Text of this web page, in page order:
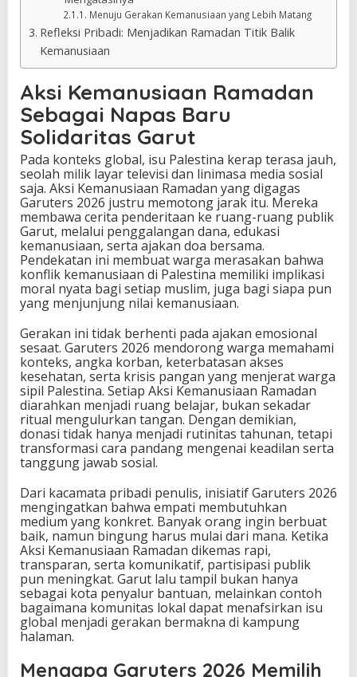
Menuju Gerakan Kemanusiaan yang Lebih Matang
Refleksi Pribadi: Menjadikan Ramadan Titik Balik
Kemanusiaan
Aksi Kemanusiaan Ramadan
Sebagai Napas Baru
Solidaritas Garut
Pada konteks global, isu Palestina kerap terasa jauh,
seolah milik layar televisi dan linimasa media sosial
saja. Aksi Kemanusiaan Ramadan yang digagas
Garuters 2026 justru memotong jarak itu. Mereka
membawa cerita penderitaan ke ruang-ruang publik
Garut, melalui penggalangan dana, edukasi
kemanusiaan, serta ajakan doa bersama.
Pendekatan ini membuat warga merasakan bahwa
konflik kemanusiaan di Palestina memiliki implikasi
moral nyata bagi setiap muslim, juga bagi siapa pun
yang menjunjung nilai kemanusiaan.
Gerakan ini tidak berhenti pada ajakan emosional
sesaat. Garuters 2026 mendorong warga memahami
konteks, angka korban, keterbatasan akses
kesehatan, serta krisis pangan yang menjerat warga
sipil Palestina. Setiap Aksi Kemanusiaan Ramadan
diarahkan menjadi ruang belajar, bukan sekadar
ritual mengulurkan tangan. Dengan demikian,
donasi tidak hanya menjadi rutinitas tahunan, tetapi
transformasi cara pandang mengenai keadilan serta
tanggung jawab sosial.
Dari kacamata pribadi penulis, inisiatif Garuters 2026
mengingatkan bahwa empati membutuhkan
medium yang konkret. Banyak orang ingin berbuat
baik, namun bingung harus mulai dari mana. Ketika
Aksi Kemanusiaan Ramadan dikemas rapi,
transparan, serta komunikatif, partisipasi publik
pun meningkat. Garut lalu tampil bukan hanya
sebagai kota penyalur bantuan, melainkan contoh
bagaimana komunitas lokal dapat menafsirkan isu
global menjadi gerakan bermakna di kampung
halaman.
Mengapa Garuters 2026 Memilih